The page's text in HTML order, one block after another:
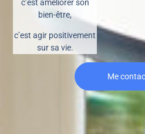
c’est améliorer son
bien-être,
c’est agir positivement
sur sa vie.
Me